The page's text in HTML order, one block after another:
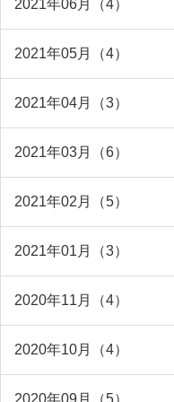
2021年06月（4）
2021年05月（4）
2021年04月（3）
2021年03月（6）
2021年02月（5）
2021年01月（3）
2020年11月（4）
2020年10月（4）
2020年09月（5）